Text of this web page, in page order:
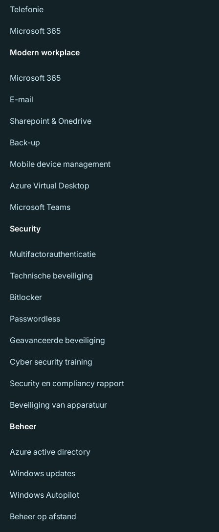
Telefonie
Microsoft 365
Modern workplace
Microsoft 365
E-mail
Sharepoint & Onedrive
Back-up
Mobile device management
Azure Virtual Desktop
Microsoft Teams
Security
Multifactorauthenticatie
Technische beveiliging
Bitlocker
Passwordless
Geavanceerde beveiliging
Cyber security training
Security en compliancy rapport
Beveiliging van apparatuur
Beheer
Azure active directory
Windows updates
Windows Autopilot
Beheer op afstand